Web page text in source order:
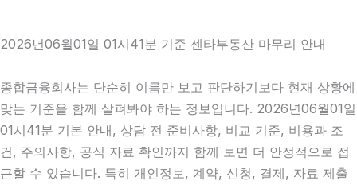
2026년06월01일 01시41분 기준 센타부동산 마무리 안내
종합금융회사는 단순히 이름만 보고 판단하기보다 현재 상황에
맞는 기준을 함께 살펴봐야 하는 정보입니다. 2026년06월01일
01시41분 기본 안내, 상담 전 준비사항, 비교 기준, 비용과 조
건, 주의사항, 공식 자료 확인까지 함께 보면 더 안정적으로 접
근할 수 있습니다. 특히 개인정보, 계약, 신청, 결제, 자료 제출